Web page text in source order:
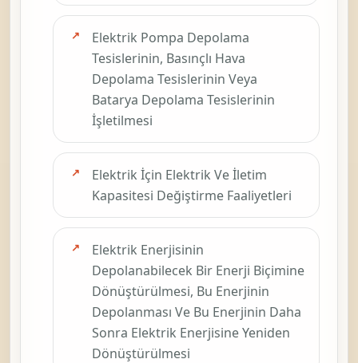
Elektrik Pompa Depolama
Tesislerinin, Basınçlı Hava
Depolama Tesislerinin Veya
Batarya Depolama Tesislerinin
İşletilmesi
Elektrik İçin Elektrik Ve İletim
Kapasitesi Değiştirme Faaliyetleri
Elektrik Enerjisinin
Depolanabilecek Bir Enerji Biçimine
Dönüştürülmesi, Bu Enerjinin
Depolanması Ve Bu Enerjinin Daha
Sonra Elektrik Enerjisine Yeniden
Dönüştürülmesi